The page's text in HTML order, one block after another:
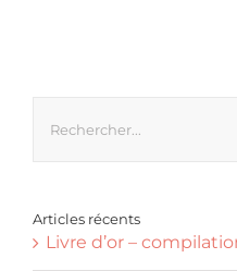
Articles récents
Livre d’or –